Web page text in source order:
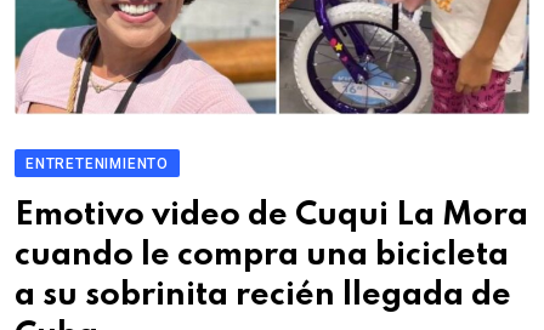
ENTRETENIMIENTO
Emotivo video de Cuqui La Mora
cuando le compra una bicicleta
a su sobrinita recién llegada de